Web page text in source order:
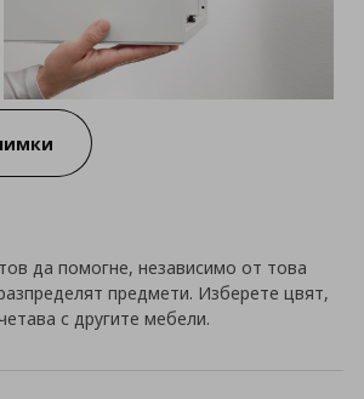
да помогне, независимо от това
предмети. Изберете цвят,
с другите мебели.